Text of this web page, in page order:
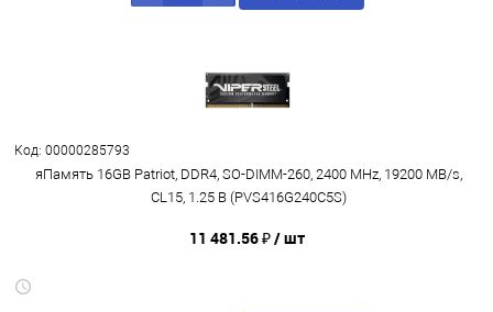
Код: 00000285793
яПамять 16GB Patriot, DDR4, SO-DIMM-260, 2400 MHz, 19200 MB/s,
CL15, 1.25 В (PVS416G240C5S)
11 481.56 ₽/ шт